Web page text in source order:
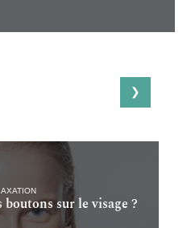
sur le visage ?